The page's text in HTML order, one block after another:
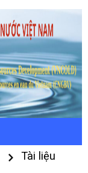
Tài liệu